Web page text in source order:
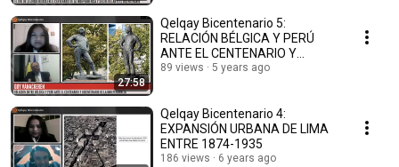
27:58
Qelqay Bicentenario 5:
RELACIÓN BÉLGICA Y PERÚ
ANTE EL CENTENARIO Y
BICENTENARIO LA DE
89 views 5 years ago
Qelqay Bicentenario 4:
EXPANSIÓN URBANA DE LIMA
ENTRE 1874-1935
186 views 6 years ago